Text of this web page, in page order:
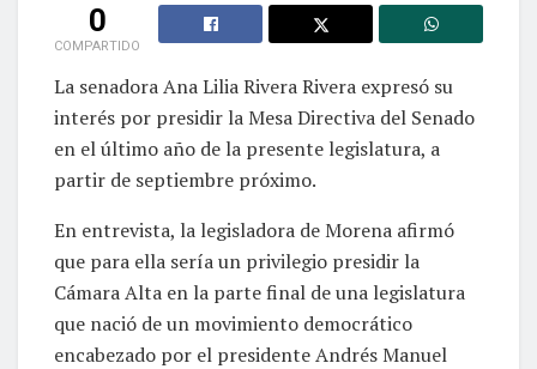
0
COMPARTIDO
La senadora Ana Lilia Rivera Rivera expresó su
interés por presidir la Mesa Directiva del Senado
en el último año de la presente legislatura, a
partir de septiembre próximo.
En entrevista, la legisladora de Morena afirmó
que para ella sería un privilegio presidir la
Cámara Alta en la parte final de una legislatura
que nació de un movimiento democrático
encabezado por el presidente Andrés Manuel